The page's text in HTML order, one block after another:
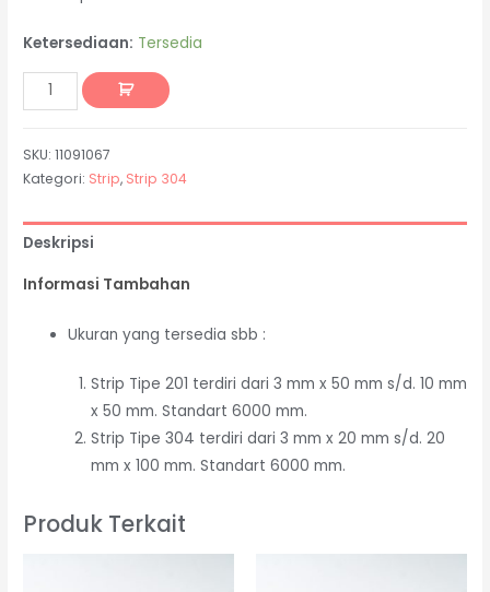
Ketersediaan: Tersedia
SKU:11091067
Kategori: Strip, Strip 304
Deskripsi
Informasi Tambahan
Ukuran yang tersedia sbb :
Strip Tipe 201 terdiri dari 3 mm x 50 mm s/d. 10 mm
x 50 mm. Standart 6000 mm.
Strip Tipe 304 terdiri dari 3 mm x 20 mm s/d. 20
mm x 100 mm. Standart 6000 mm.
Produk Terkait